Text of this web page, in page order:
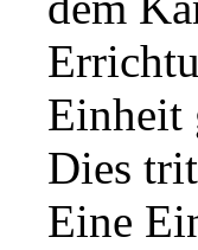
Einheit
Dies
Eine